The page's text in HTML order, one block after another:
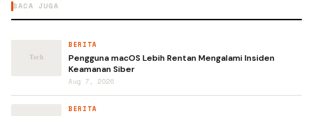
BACA JUGA
BERITA
Pengguna macOS Lebih Rentan Mengalami Insiden
Keamanan Siber
Aug 7, 2026
BERITA